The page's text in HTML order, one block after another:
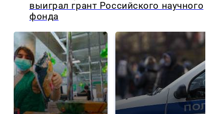
выиграл грант Российского научного
фонда